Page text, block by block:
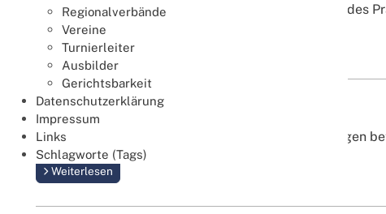
Regionalverbände
Vereine
Turnierleiter
Ausbilder
Gerichtsbarkeit
Datenschutzerklärung
Impressum
Links
Schlagworte (Tags)
Assistenzen helfen dabei, einzelne Arbeitsbereiche des
Weiterlesen
Gleichstellungsstelle
Die Gleichstellungsstelle befasst sich mit allen Fragen
Weiterlesen